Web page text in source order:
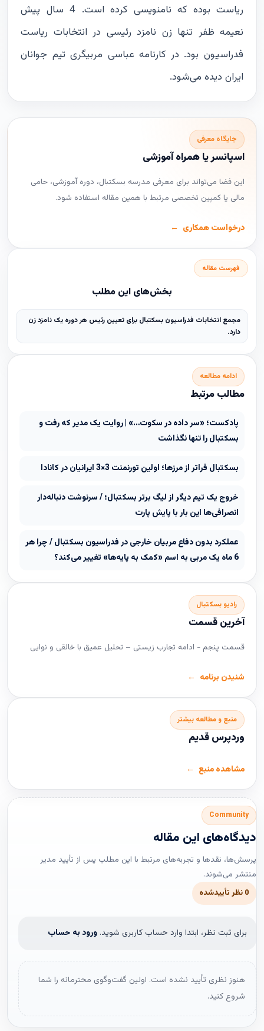
ریاست بوده که نامنویسی کرده است. 4 سال پیش
نعیمه ظفر تنها زن نامزد رئیسی در انتخابات ریاست
فدراسیون بود. در کارنامه عباسی مربیگری تیم جوانان
ایران دیده می‌شود.
جایگاه معرفی
اسپانسر یا همراه آموزشی
این فضا می‌تواند برای معرفی مدرسه بسکتبال، دوره آموزشی، حامی
مالی یا کمپین تخصصی مرتبط با همین مقاله استفاده شود.
درخواست همکاری
فهرست مقاله
بخش‌های این مطلب
مجمع انتخابات فدراسیون بسکتبال برای تعیین رئیس هر دوره یک نامزد زن
دارد.
ادامه مطالعه
مطالب مرتبط
پادکست؛ «سر داده در سکوت…» | روایت یک مدیر که رفت و
بسکتبال را تنها نگذاشت
بسکتبال فراتر از مرزها؛ اولین تورنمنت 3×3 ایرانیان در کانادا
خروج یک تیم دیگر از لیگ برتر بسکتبال؛ / سرنوشت دنباله‌دار
انصرافی‌ها این بار با پایش پارت
عملکرد بدون دفاع مربیان خارجی در فدراسیون بسکتبال / چرا هر
6 ماه یک مربی به اسم «کمک به پایه‌ها» تغییر می‌کند؟
رادیو بسکتبال
آخرین قسمت
قسمت پنجم - ادامه تجارب زیستی – تحلیل عمیق با خالقی و نوایی
شنیدن برنامه
منبع و مطالعه بیشتر
وردپرس قدیم
مشاهده منبع
Community
دیدگاه‌های این مقاله
پرسش‌ها، نقدها و تجربه‌های مرتبط با این مطلب پس از تأیید مدیر
منتشر می‌شوند.
0 نظر تأییدشده
برای ثبت نظر، ابتدا وارد حساب کاربری شوید. ورود به حساب
هنوز نظری تأیید نشده است. اولین گفت‌وگوی محترمانه را شما
شروع کنید.